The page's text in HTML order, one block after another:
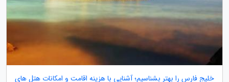
خلیج فارس را بهتر بشناسیم؛ آشنایی با هزینه اقامت و امکانات هتل های